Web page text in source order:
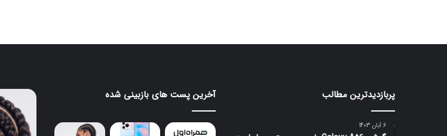
پربازدیدترین مطالب
6 آبان 1403
آخرین پست های بازبینی شده
موتورولا
عجیب
هواوی
nova
16
SE
ایرباد
CMF
Clip
Pro